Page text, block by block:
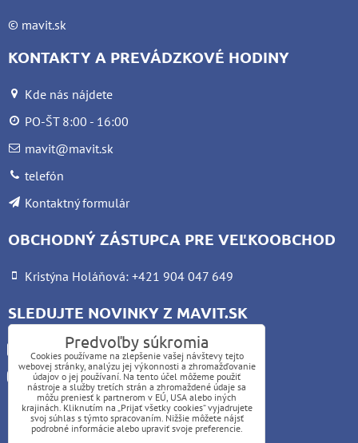
© mavit.sk
KONTAKTY A PREVÁDZKOVÉ HODINY
Kde nás nájdete
PO-ŠT 8:00 - 16:00
mavit@mavit.sk
telefón
Kontaktný formulár
OBCHODNÝ ZÁSTUPCA PRE VEĽKOOBCHOD
Kristýna Holáňová: +421 904 047 649
SLEDUJTE NOVINKY Z MAVIT.SK
Facebook
Instagram
UPOZORNENIE:
Predvoľby súkromia
Cookies používame na zlepšenie vašej návštevy tejto
webovej stránky, analýzu jej výkonnosti a zhromažďovanie
údajov o jej používaní. Na tento účel môžeme použiť
nástroje a služby tretích strán a zhromaždené údaje sa
môžu preniesť k partnerom v EÚ, USA alebo iných
krajinách. Kliknutím na „Prijať všetky cookies“ vyjadrujete
svoj súhlas s týmto spracovaním. Nižšie môžete nájsť
podrobné informácie alebo upraviť svoje preferencie.